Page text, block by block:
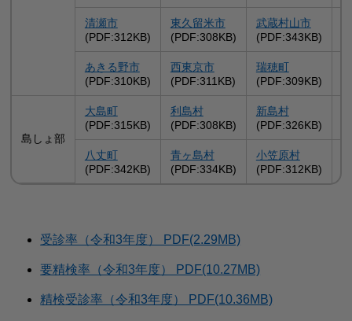
清瀬市
(PDF:312KB)
東久留米市
(PDF:308KB)
武蔵村山市
(PDF:343KB)
あきる野市
(PDF:310KB)
西東京市
(PDF:311KB)
瑞穂町
(PDF:309KB)
島しょ部
大島町
(PDF:315KB)
利島村
(PDF:308KB)
新島村
(PDF:326KB)
八丈町
(PDF:342KB)
青ヶ島村
(PDF:334KB)
小笠原村
(PDF:312KB)
受診率（令和3年度） PDF(2.29MB)
要精検率（令和3年度） PDF(10.27MB)
精検受診率（令和3年度） PDF(10.36MB)